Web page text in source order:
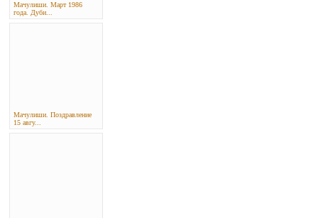
Мачулиши. Март 1986
года. Дуби...
Мачулиши. Поздравление
15 авгу...